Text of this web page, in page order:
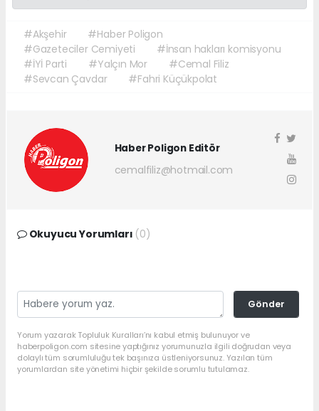
#Akşehir
#Haber Poligon
#Gazeteciler Cemiyeti
#İnsan hakları komisyonu
#İYİ Parti
#Yalçın Mor
#Cemal Filiz
#Sevcan Çavdar
#Fahri Küçükpolat
Haber Poligon Editör
cemalfiliz@hotmail.com
Okuyucu Yorumları (0)
Gönder
Yorum yazarak Topluluk Kuralları’nı kabul etmiş bulunuyor ve
haberpoligon.com sitesine yaptığınız yorumunuzla ilgili doğrudan veya
dolaylı tüm sorumluluğu tek başınıza üstleniyorsunuz. Yazılan tüm
yorumlardan site yönetimi hiçbir şekilde sorumlu tutulamaz.